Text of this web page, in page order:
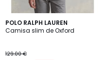
POLO RALPH LAUREN
Camisa slim de Oxford
129.00 €
4,2
/ 5